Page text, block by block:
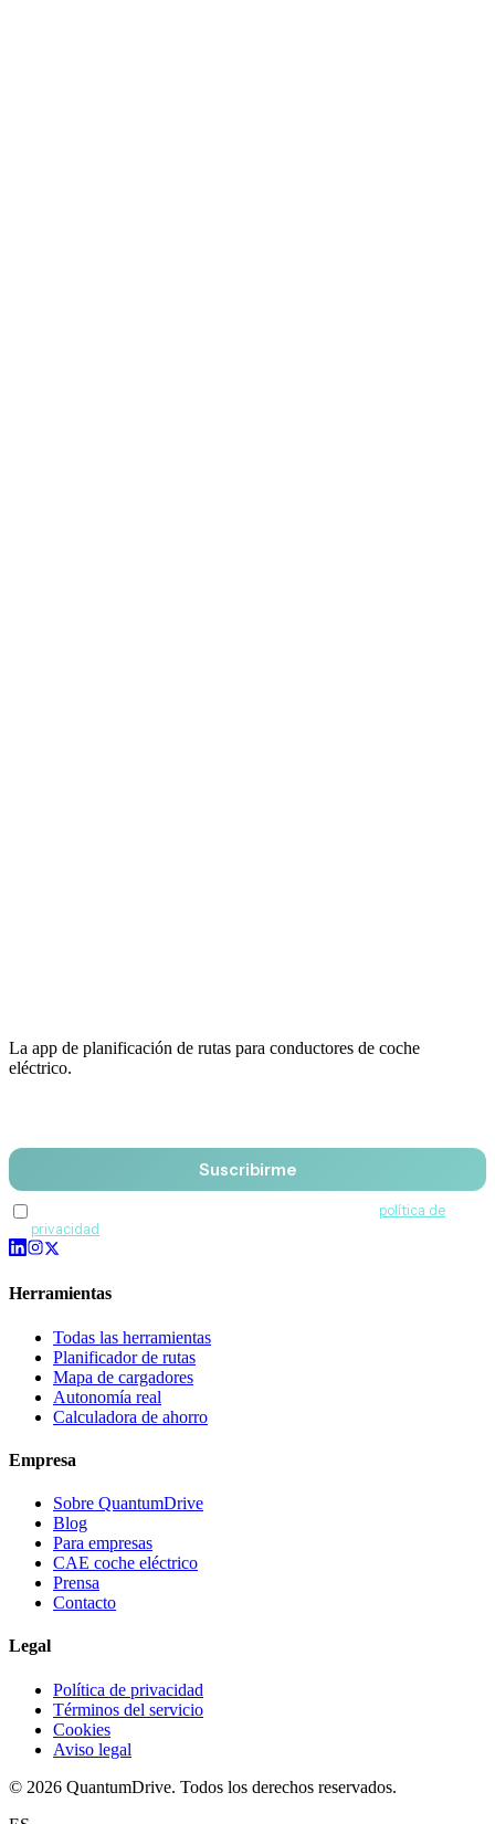
La app de planificación de rutas para conductores de coche
eléctrico.
Suscribirme
política de
privacidad
Herramientas
Todas las herramientas
Planificador de rutas
Mapa de cargadores
Autonomía real
Calculadora de ahorro
Empresa
Sobre QuantumDrive
Blog
Para empresas
CAE coche eléctrico
Prensa
Contacto
Legal
Política de privacidad
Términos del servicio
Cookies
Aviso legal
© 2026 QuantumDrive. Todos los derechos reservados.